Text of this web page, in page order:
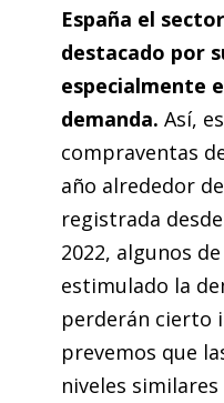
España el
destacado por
especialmente
demanda. Así,
compraventas
año alrededor
registrada
2022, algunos
estimulado la
perderán cierto
prevemos que
niveles